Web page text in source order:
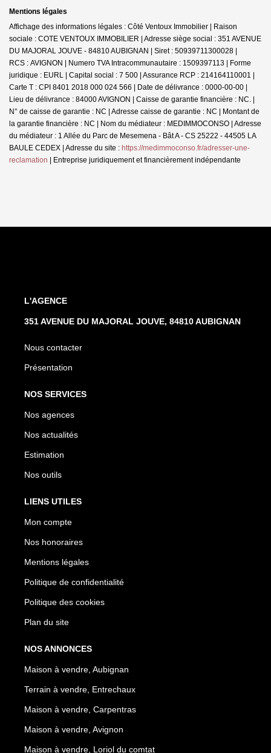
Mentions légales
Affichage des informations légales : Côté Ventoux Immobilier | Raison
sociale : COTE VENTOUX IMMOBILIER | Adresse siège social : 351 AVENUE
DU MAJORAL JOUVE - 84810 AUBIGNAN | Siret : 50939711300028 |
RCS : AVIGNON | Numero TVA Intracommunautaire : 1509397113 | Forme
juridique : EURL | Capital social : 7 500 | Assurance RCP : 214164110001 |
Carte T : CPI 8401 2018 000 024 566 | Date de délivrance : 0000-00-00 |
Lieu de délivrance : 84000 AVIGNON | Caisse de garantie financière : NC. |
N° de caisse de garantie : NC | Adresse caisse de garantie : NC | Montant de
la garantie financière : NC | Nom du médiateur : MEDIMMOCONSO | Adresse
du médiateur : 1 Allée du Parc de Mesemena - Bât A - CS 25222 - 44505 LA
BAULE CEDEX | Adresse du site : https://medimmoconso.fr/adresser-une-
reclamation | Entreprise juridiquement et financièrement indépendante
L'AGENCE
351 AVENUE DU MAJORAL JOUVE, 84810 AUBIGNAN
Nous contacter
Présentation
NOS SERVICES
Nos agences
Nos actualités
Estimation
Nos outils
LIENS UTILES
Mon compte
Nos honoraires
Mentions légales
Politique de confidentialité
Politique des cookies
Plan du site
NOS ANNONCES
Maison à vendre, Aubignan
Terrain à vendre, Entrechaux
Maison à vendre, Carpentras
Maison à vendre, Avignon
Maison à vendre, Loriol du comtat